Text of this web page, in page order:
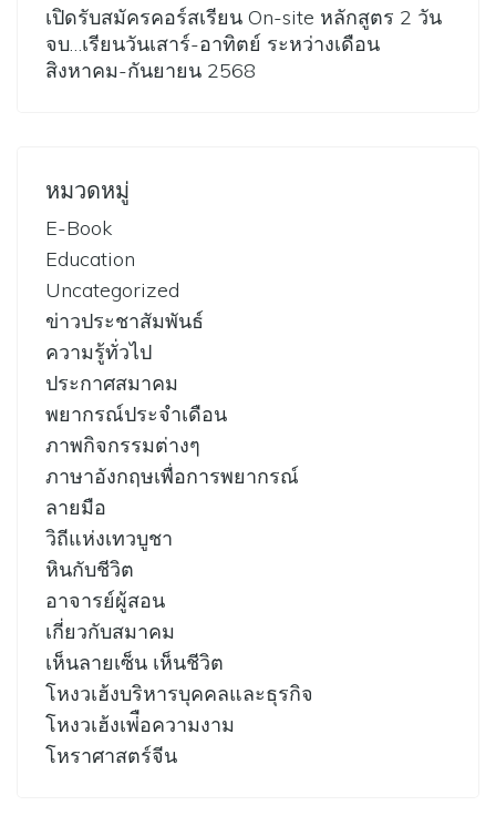
เปิดรับสมัครคอร์สเรียน On-site หลักสูตร 2 วัน
จบ…เรียนวันเสาร์-อาทิตย์ ระหว่างเดือน
สิงหาคม-กันยายน 2568
หมวดหมู่
E-Book
Education
Uncategorized
ข่าวประชาสัมพันธ์
ความรู้ทั่วไป
ประกาศสมาคม
พยากรณ์ประจำเดือน
ภาพกิจกรรมต่างๆ
ภาษาอังกฤษเพื่อการพยากรณ์
ลายมือ
วิถีแห่งเทวบูชา
หินกับชีวิต
อาจารย์ผู้สอน
เกี่ยวกับสมาคม
เห็นลายเซ็น เห็นชีวิต
โหงวเฮ้งบริหารบุคคลและธุรกิจ
โหงวเฮ้งเพ่ือความงาม
โหราศาสตร์จีน